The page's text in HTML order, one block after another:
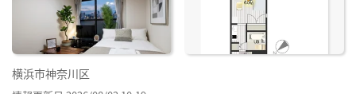
横浜市神奈川区